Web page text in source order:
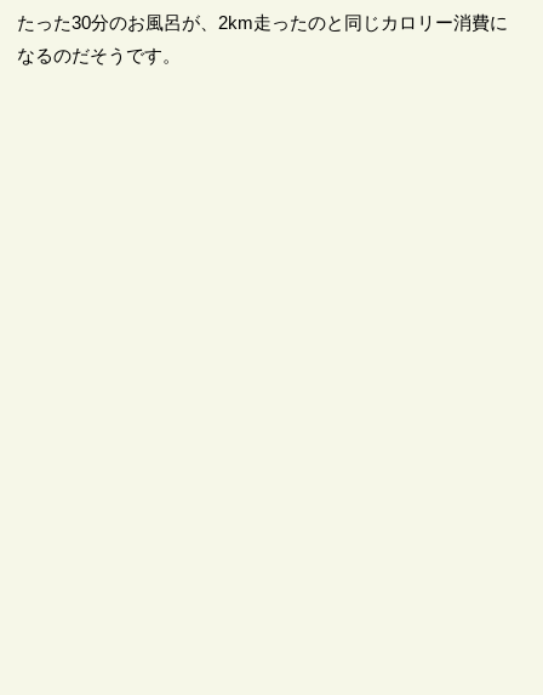
たった30分のお風呂が、2km走ったのと同じカロリー消費に
なるのだそうです。